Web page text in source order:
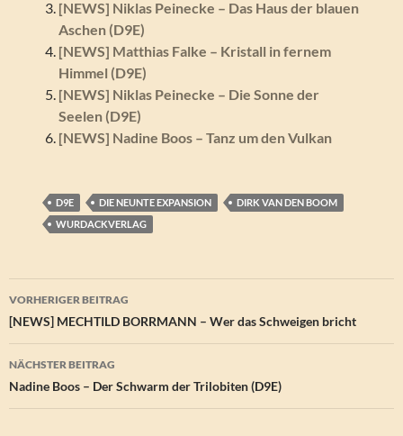
[NEWS] Niklas Peinecke – Das Haus der blauen
Aschen (D9E)
[NEWS] Matthias Falke – Kristall in fernem
Himmel (D9E)
[NEWS] Niklas Peinecke – Die Sonne der
Seelen (D9E)
[NEWS] Nadine Boos – Tanz um den Vulkan
D9E DIE NEUNTE EXPANSION
DIRK VAN DEN BOOM
WURDACKVERLAG
Beitragsnavigation
VORHERIGER BEITRAG
[NEWS] MECHTILD BORRMANN – Wer das Schweigen bricht
NÄCHSTER BEITRAG
Nadine Boos – Der Schwarm der Trilobiten (D9E)